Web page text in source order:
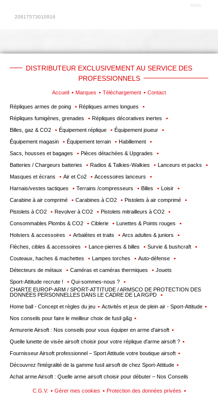
B1091
20817573010916
DISTRIBUTEUR EXCLUSIVEMENT AU SERVICE DES
PROFESSIONNELS
Accueil Marques Téléchargement Contact
Répliques armes de poing
Répliques armes longues
Répliques fumigènes, grenades
Répliques décoratives inertes
Billes, gaz & CO2
Équipement réplique
Équipement joueur
Équipement magasin
Équipement terrain
Habillement
Sacs, housses et bagages
Pièces détachées & Upgrades
Batteries / Chargeurs batteries
Radios & Talkies-Walkies
Lanceurs et packs
Masques et écrans
Air et Co2
Accessoires lanceurs
Harnais/vestes tactiques
Terrains /compresseurs Billes
Loisir
Carabine à air comprimé
Carabines à CO2
Pistolets à air comprimé
Pistolets à CO2
Revolver à CO2
Pistolets mitrailleurs à CO2
Consommables Plombs & CO2
Ciblerie
Lunettes & Points rouges
Holsters & accessoires
Arbalètes et traits
Arcs adultes & juniors
Flèches, cibles & accessoires
Lance-pierres & billes
Survie & bushcraft
Couteaux, haches & machettes
Lampes torches
Auto-défense
Détecteurs de métaux
Caméras et caméras thermiques
Jouets
Sport-Attitude recrute !
Qui-sommes-nous ?
CHARTE EUROP-ARM / SPORT-ATTITUDE / ARMSCO DE PROTECTION DES
DONNÉES PERSONNELLES DANS LE CADRE DE LA RGPD
Home ball - Concept et règles du jeu
Activités et jeux de plein air - Sport-Attitude
Nos conseils pour faire le meilleur choix de fusil g&g
Armurerie Airsoft : Nos conseils pour vous équiper en arme d'airsoft
Quelle lunette de visée airsoft choisir pour votre réplique d'arme airsoft ?
Fournisseur Airsoft professionnel – Sport Attitude votre boutique airsoft
Découvrez l'intégralité de la gamme fusil airsoft de chez Sport-Attitude
Achat arme Airsoft : Quelle arme airsoft choisir pour débuter – Nos Conseils
C.G.V. Gérer mes cookies
Protection des données privées